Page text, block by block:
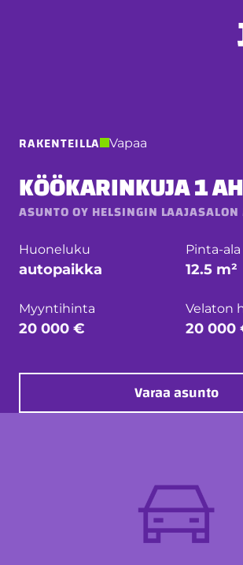
RAKENTEILLA Vapaa
KÖÖKARINKUJA 1
ASUNTO OY HELSINGIN
Huoneluku
autopaikka
Pinta-ala
12.5 m²
Myyntihinta
20 000 €
Velaton
20 000
Varaa asunto